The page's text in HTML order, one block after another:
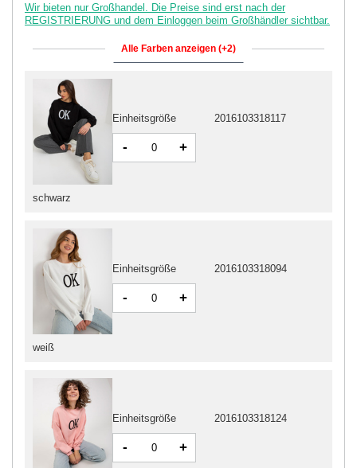
Wir bieten nur Großhandel. Die Preise sind erst nach der
REGISTRIERUNG und dem Einloggen beim Großhändler sichtbar.
Alle Farben anzeigen (+2)
weiß
Einheitsgröße 2016103318094
- +
Einheitsgröße 2016103318124
- +
schwarz
Einheitsgröße 2016103318117
- +